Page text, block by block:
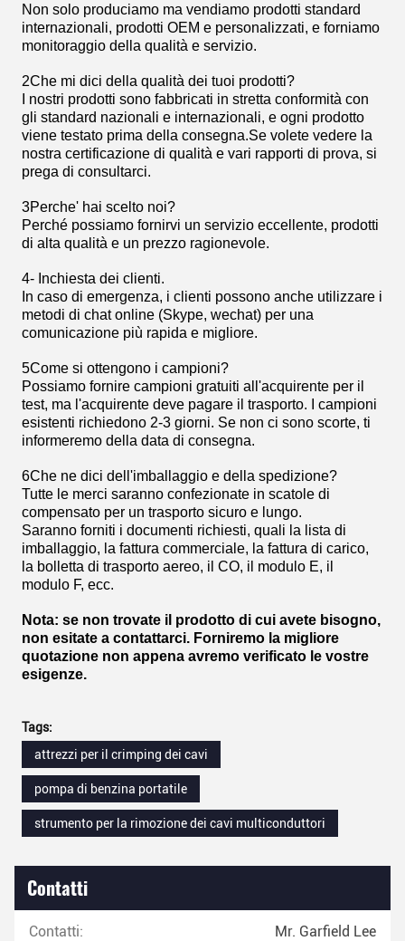
Non solo produciamo ma vendiamo prodotti standard
internazionali, prodotti OEM e personalizzati, e forniamo
monitoraggio della qualità e servizio.
2Che mi dici della qualità dei tuoi prodotti?
I nostri prodotti sono fabbricati in stretta conformità con
gli standard nazionali e internazionali, e ogni prodotto
viene testato prima della consegna.Se volete vedere la
nostra certificazione di qualità e vari rapporti di prova, si
prega di consultarci.
3Perche' hai scelto noi?
Perché possiamo fornirvi un servizio eccellente, prodotti
di alta qualità e un prezzo ragionevole.
4- Inchiesta dei clienti.
In caso di emergenza, i clienti possono anche utilizzare i
metodi di chat online (Skype, wechat) per una
comunicazione più rapida e migliore.
5Come si ottengono i campioni?
Possiamo fornire campioni gratuiti all'acquirente per il
test, ma l'acquirente deve pagare il trasporto. I campioni
esistenti richiedono 2-3 giorni. Se non ci sono scorte, ti
informeremo della data di consegna.
6Che ne dici dell'imballaggio e della spedizione?
Tutte le merci saranno confezionate in scatole di
compensato per un trasporto sicuro e lungo.
Saranno forniti i documenti richiesti, quali la lista di
imballaggio, la fattura commerciale, la fattura di carico,
la bolletta di trasporto aereo, il CO, il modulo E, il
modulo F, ecc.
Nota: se non trovate il prodotto di cui avete bisogno,
non esitate a contattarci. Forniremo la migliore
quotazione non appena avremo verificato le vostre
esigenze.
Tags:
attrezzi per il crimping dei cavi
pompa di benzina portatile
strumento per la rimozione dei cavi multiconduttori
Contatti
Contatti: Mr. Garfield Lee